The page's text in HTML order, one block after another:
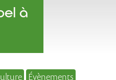
à
Évènements